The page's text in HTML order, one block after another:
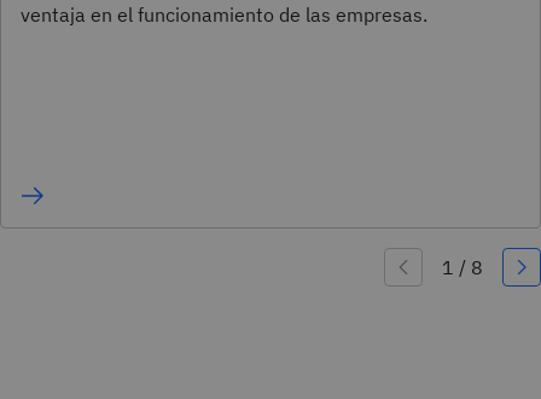
ventaja en el funcionamiento de las empresas.